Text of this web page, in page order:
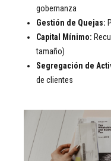
gobernanza
Gestión de Quejas:
Capital Mínimo:
tamaño)
Segregación de
de clientes